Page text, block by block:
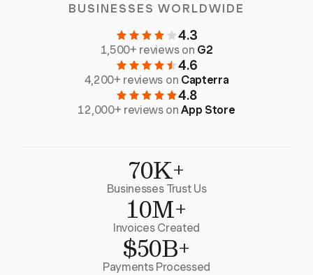
BUSINESSES WORLDWIDE
4.3
1,500+ reviews on G2
4.6
4,200+ reviews on Capterra
4.8
12,000+ reviews onApp Store
70K+
Businesses Trust Us
10M+
Invoices Created
$50B+
Payments Processed